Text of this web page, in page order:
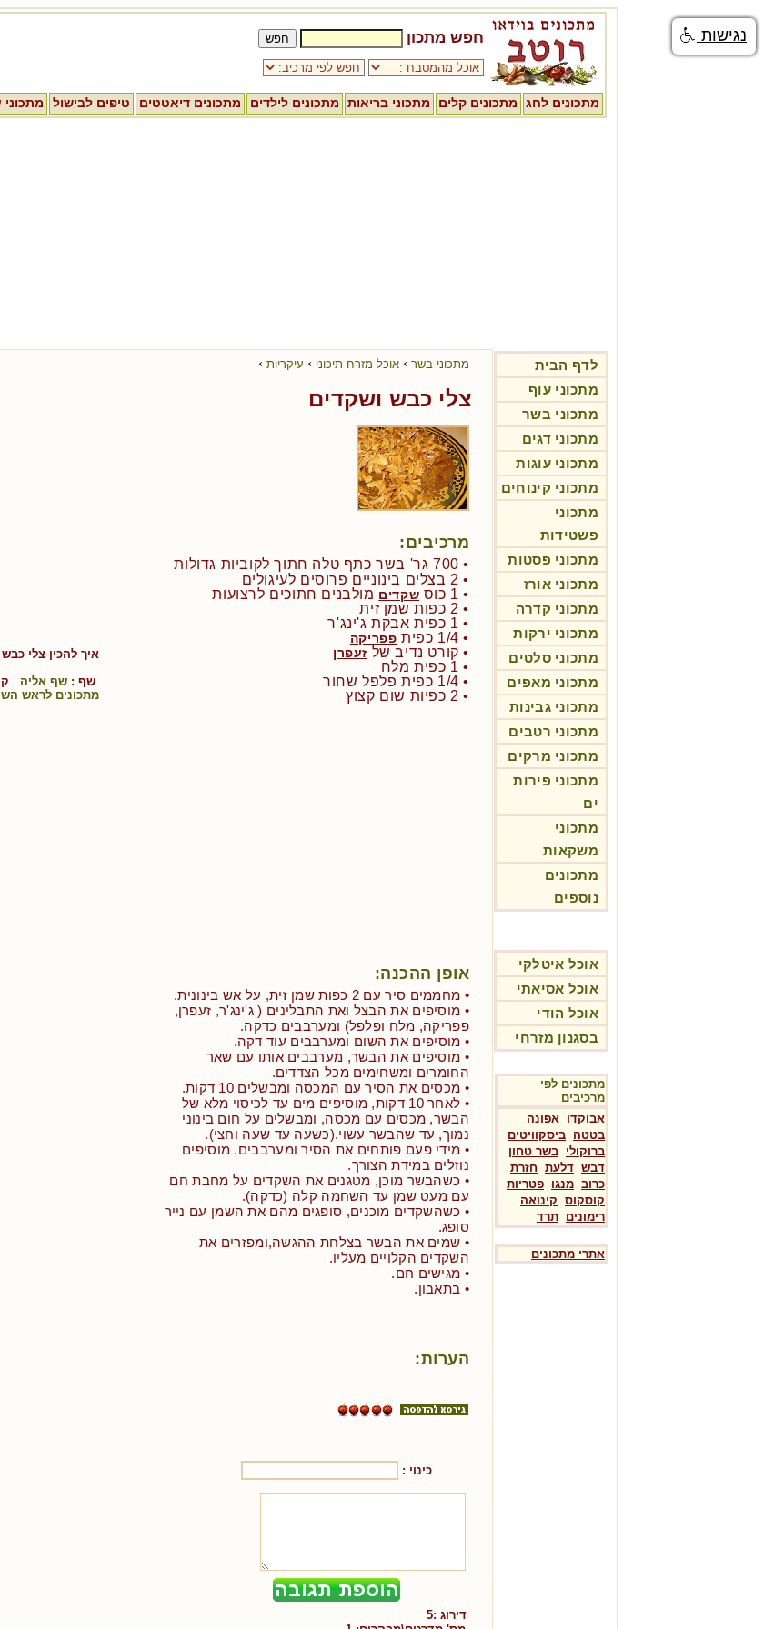
חפש מתכון
מתכונים לחג מתכונים קלים מתכוני בריאות מתכונים לילדים מתכונים דיאטטים טיפים לבישול
לדף הבית
מתכוני עוף
מתכוני בשר
מתכוני דגים
מתכוני עוגות
מתכוני קינוחים
מתכוני
פשטידות
מתכוני פסטות
מתכוני אורז
מתכוני קדרה
מתכוני ירקות
מתכוני סלטים
מתכוני מאפים
מתכוני גבינות
מתכוני רטבים
מתכוני מרקים
מתכוני פירות
ים
מתכוני
משקאות
מתכונים
נוספים
אוכל איטלקי
אוכל אסיאתי
אוכל הודי
בסגנון מזרחי
מתכונים לפי
מרכיבים
אבוקדו אפונה
בטטה ביסקוויטים
ברוקולי בשר טחון
דבש דלעת חזרת
כרוב מנגו פטריות
קוסקוס קינואה
רימונים תרד
אתרי מתכונים
מתכוני בשר › אוכל מזרח תיכוני › עיקריות ›
צלי כבש ושקדים
מרכיבים:
• 700 גר' בשר כתף טלה חתוך לקוביות גדולות
• 2 בצלים בינוניים פרוסים לעיגולים
• 1 כוס
שקדים מולבנים חתוכים לרצועות
• 2 כפות שמן זית
• 1 כפית אבקת ג'ינג'ר
• 1/4 כפית
פפריקה
• קורט נדיב של זעפרן
• 1 כפית מלח
• 1/4 כפית פלפל שחור
• 2 כפיות שום קצוץ
אופן ההכנה:
• מחממים סיר עם 2 כפות שמן זית, על אש בינונית.
• מוסיפים את הבצל ואת התבלינים ( ג'ינג'ר, זעפרן,
פפריקה, מלח ופלפל) ומערבבים כדקה.
• מוסיפים את השום ומערבבים עוד דקה.
• מוסיפים את הבשר, מערבבים אותו עם שאר
החומרים ומשחימים מכל הצדדים.
• מכסים את הסיר עם המכסה ומבשלים 10 דקות.
• לאחר 10 דקות, מוסיפים מים עד לכיסוי מלא של
הבשר, מכסים עם מכסה, ומבשלים על חום בינוני
נמוך, עד שהבשר עשוי.(כשעה עד שעה וחצי).
• מידי פעם פותחים את הסיר ומערבבים. מוסיפים
נוזלים במידת הצורך.
• כשהבשר מוכן, מטגנים את השקדים על מחבת חם
עם מעט שמן עד השחמה קלה (כדקה).
• כשהשקדים מוכנים, סופגים מהם את השמן עם נייר
סופג.
• שמים את הבשר בצלחת ההגשה,ומפזרים את
השקדים הקלויים מעליו.
• מגישים חם.
• בתאבון.
הערות:
כינוי :
דירוג :5
איך להכין צלי
שף : שף אליה
מתכונים לראש
נגישות